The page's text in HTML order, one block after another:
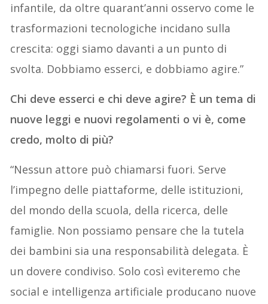
infantile, da oltre quarant’anni osservo come le
trasformazioni tecnologiche incidano sulla
crescita: oggi siamo davanti a un punto di
svolta. Dobbiamo esserci, e dobbiamo agire.”
Chi deve esserci e chi deve agire? È un tema di
nuove leggi e nuovi regolamenti o vi è, come
credo, molto di più?
“Nessun attore può chiamarsi fuori. Serve
l’impegno delle piattaforme, delle istituzioni,
del mondo della scuola, della ricerca, delle
famiglie. Non possiamo pensare che la tutela
dei bambini sia una responsabilità delegata. È
un dovere condiviso. Solo così eviteremo che
social e intelligenza artificiale producano nuove